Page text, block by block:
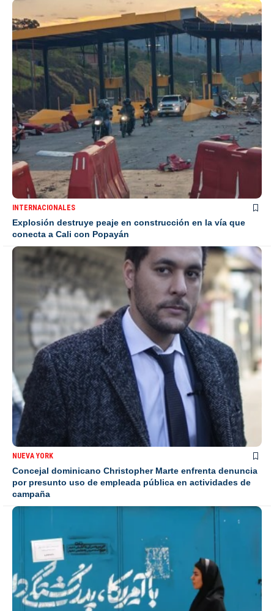
INTERNACIONALES
Explosión destruye peaje en construcción en la vía que
conecta a Cali con Popayán
NUEVA YORK
Concejal dominicano Christopher Marte enfrenta denuncia
por presunto uso de empleada pública en actividades de
campaña